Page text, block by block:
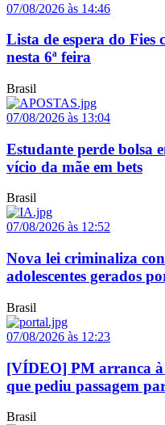
07/08/2026 às 14:46
Lista de espera do Fies
nesta 6ª feira
Brasil
07/08/2026 às 13:04
Estudante perde bolsa
vício da mãe em bets
Brasil
07/08/2026 às 12:52
Nova lei criminaliza
adolescentes gerados
Brasil
07/08/2026 às 12:23
[VÍDEO] PM arranca
que pediu passagem
Brasil